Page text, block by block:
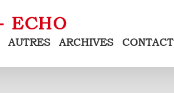
AUTRES ARCHIVES CONTACT